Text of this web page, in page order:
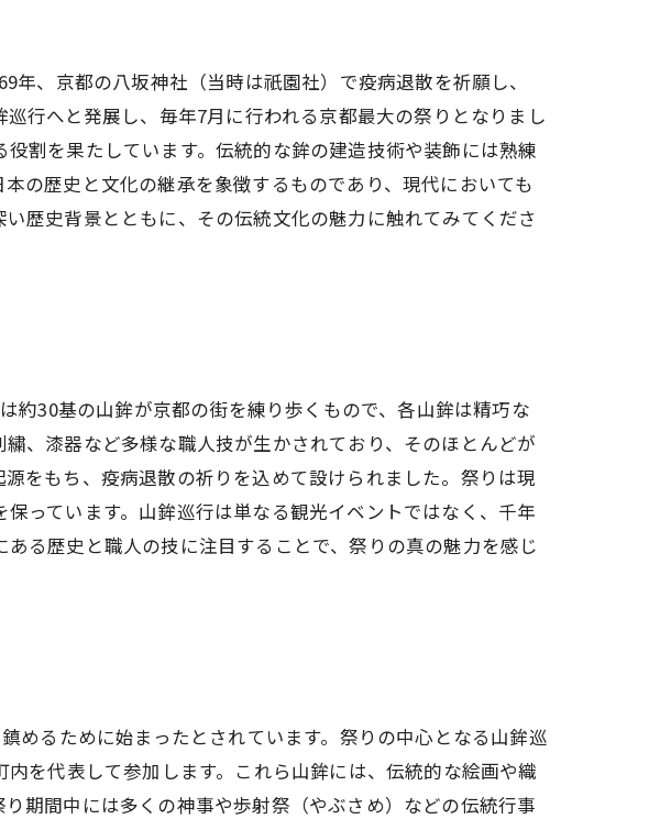
が紡ぐ物語の結末
、京都の八坂神社（当時は祇園社）で疫病退散を祈願し、
行へと発展し、毎年7月に行われる京都最大の祭りとなりまし
割を果たしています。伝統的な鉾の建造技術や装飾には熟練
の歴史と文化の継承を象徴するものであり、現代においても
歴史背景とともに、その伝統文化の魅力に触れてみてくださ
約30基の山鉾が京都の街を練り歩くもので、各山鉾は精巧な
、漆器など多様な職人技が生かされており、そのほとんどが
をもち、疫病退散の祈りを込めて設けられました。祭りは現
っています。山鉾巡行は単なる観光イベントではなく、千年
る歴史と職人の技に注目することで、祭りの真の魅力を感じ
めるために始まったとされています。祭りの中心となる山鉾巡
を代表して参加します。これら山鉾には、伝統的な絵画や織
期間中には多くの神事や歩射祭（やぶさめ）などの伝統行事